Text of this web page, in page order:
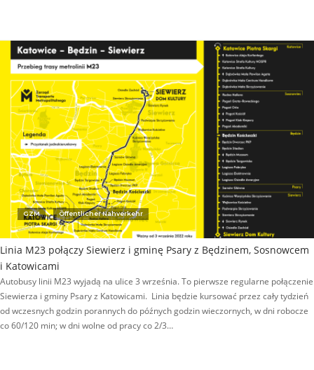
GZM Öffentlicher Nahverkehr
Linia M23 połączy Siewierz i gminę Psary z Będzinem, Sosnowcem
i Katowicami
Autobusy linii M23 wyjadą na ulice 3 września. To pierwsze regularne połączenie
Siewierza i gminy Psary z Katowicami. Linia będzie kursować przez cały tydzień
od wczesnych godzin porannych do późnych godzin wieczornych, w dni robocze
co 60/120 min; w dni wolne od pracy co 2/3…